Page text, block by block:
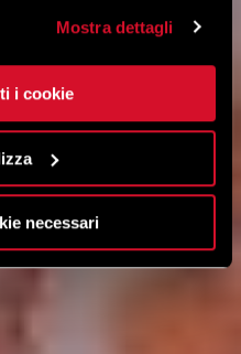
Mostra dettagli
i cookie
necessari